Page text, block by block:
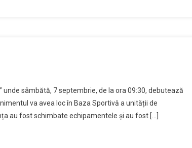
unde sâmbătă, 7 septembrie, de la ora 09:30, debutează
va avea loc în Baza Sportivă a unității de
au fost schimbate echipamentele și au fost […]